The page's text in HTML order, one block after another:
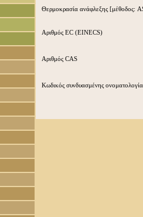
Θερμοκρασία ανάφλεξης [μέθοδος:
Αριθμός EC (EINECS)
Αριθμός CAS
Κωδικός συνδυασμένης